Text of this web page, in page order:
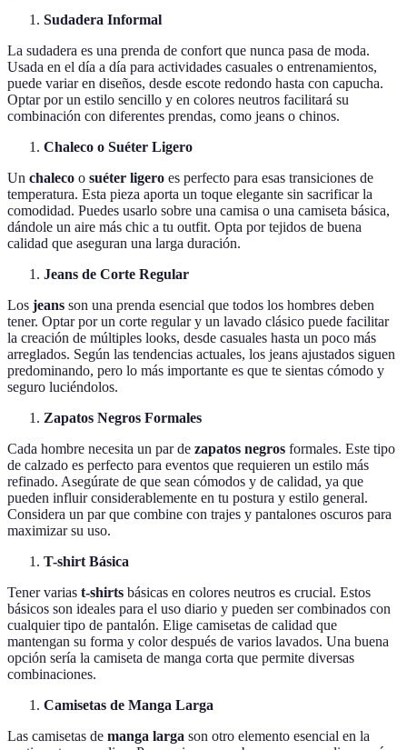
Sudadera Informal
La sudadera es una prenda de confort que nunca pasa de moda.
Usada en el día a día para actividades casuales o entrenamientos,
puede variar en diseños, desde escote redondo hasta con capucha.
Optar por un estilo sencillo y en colores neutros facilitará su
combinación con diferentes prendas, como jeans o chinos.
Chaleco o Suéter Ligero
Un chaleco o suéter ligero es perfecto para esas transiciones de
temperatura. Esta pieza aporta un toque elegante sin sacrificar la
comodidad. Puedes usarlo sobre una camisa o una camiseta básica,
dándole un aire más chic a tu outfit. Opta por tejidos de buena
calidad que aseguran una larga duración.
Jeans de Corte Regular
Los jeans son una prenda esencial que todos los hombres deben
tener. Optar por un corte regular y un lavado clásico puede facilitar
la creación de múltiples looks, desde casuales hasta un poco más
arreglados. Según las tendencias actuales, los jeans ajustados siguen
predominando, pero lo más importante es que te sientas cómodo y
seguro luciéndolos.
Zapatos Negros Formales
Cada hombre necesita un par de zapatos negros formales. Este tipo
de calzado es perfecto para eventos que requieren un estilo más
refinado. Asegúrate de que sean cómodos y de calidad, ya que
pueden influir considerablemente en tu postura y estilo general.
Considera un par que combine con trajes y pantalones oscuros para
maximizar su uso.
T-shirt Básica
Tener varias t-shirts básicas en colores neutros es crucial. Estos
básicos son ideales para el uso diario y pueden ser combinados con
cualquier tipo de pantalón. Elige camisetas de calidad que
mantengan su forma y color después de varios lavados. Una buena
opción sería la camiseta de manga corta que permite diversas
combinaciones.
Camisetas de Manga Larga
Las camisetas de manga larga son otro elemento esencial en la